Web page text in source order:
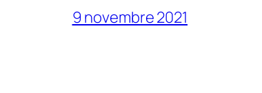
9 novembre 2021